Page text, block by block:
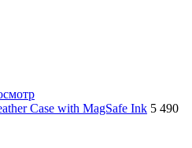
Case with MagSafe Ink 5 490